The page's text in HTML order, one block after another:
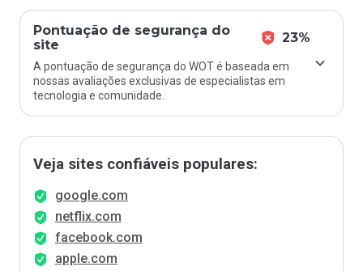
Pontuação de segurança do
site
23%
A pontuação de segurança do WOT é baseada em
nossas avaliações exclusivas de especialistas em
tecnologia e comunidade.
Veja sites confiáveis populares:
google.com
netflix.com
facebook.com
apple.com